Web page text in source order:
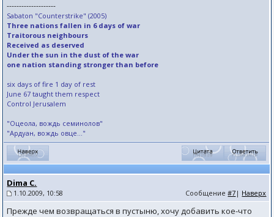
--------------------
Sabaton "Counterstrike" (2005)
Three nations fallen in 6 days of war
Traitorous neighbours
Received as deserved
Under the sun in the dust of the war
one nation standing stronger than before
six days of fire 1 day of rest
June 67 taught them respect
Control Jerusalem
"Оцеола, вождь семинолов"
"Ардуан, вождь овце..."
Dima C.
1.10.2009, 10:58 Сообщение#7 | Наверх
Прежде чем возвращаться в пустыню, хочу добавить кое-что